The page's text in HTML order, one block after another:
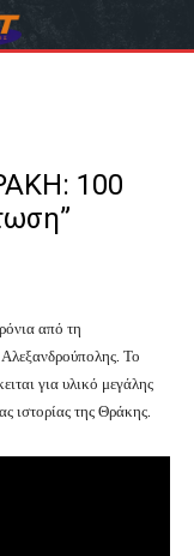
100
από τη
Το
για υλικό μεγάλης
ιστορίας της Θράκης.